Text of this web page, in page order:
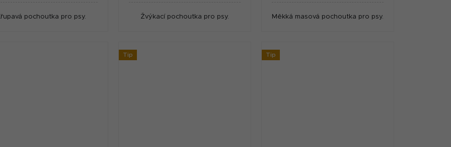
pochoutka pro psy. Žvýkací pochoutka pro psy. Měkká masová pochoutka pro psy.
Tip Tip